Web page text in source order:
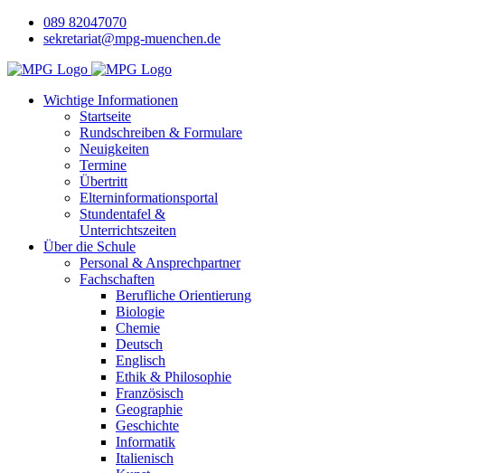
089 82047070
sekretariat@mpg-muenchen.de
Wichtige Informationen
Startseite
Rundschreiben & Formulare
Neuigkeiten
Termine
Übertritt
Elterninformationsportal
Stundentafel &
Unterrichtszeiten
Über die Schule
Personal & Ansprechpartner
Fachschaften
Berufliche Orientierung
Biologie
Chemie
Deutsch
Englisch
Ethik & Philosophie
Französisch
Geographie
Geschichte
Informatik
Italienisch